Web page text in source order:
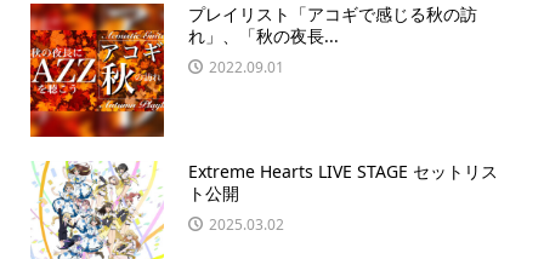
プレイリスト「アコギで感じる秋の訪
れ」、「秋の夜長...
2022.09.01
Extreme Hearts LIVE STAGE セットリス
ト公開
2025.03.02